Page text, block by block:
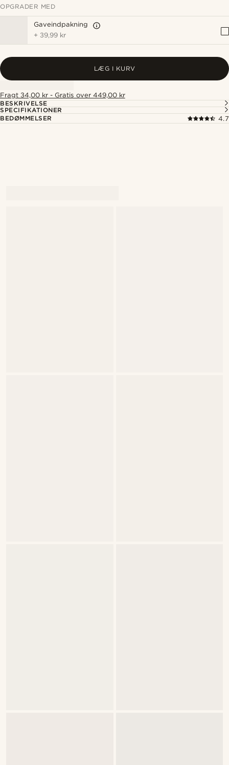
OPGRADER MED
Gaveindpakning
+ 39,99 kr
LÆG I KURV
Fragt 34,00 kr - Gratis over 449,00 kr
BESKRIVELSE
SPECIFIKATIONER
BEDØMMELSER
4.7